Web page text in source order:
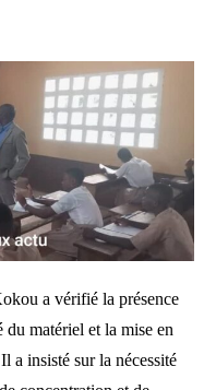
a vérifié la présence
matériel et la mise en
a insisté sur la nécessité